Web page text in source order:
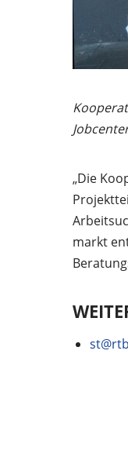
„Die
markt